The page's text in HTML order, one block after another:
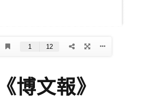
博文報》